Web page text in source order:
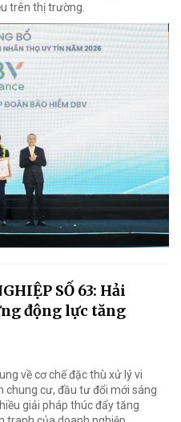
trên thị trường.
SỐ 63: Hải
động lực tăng
về cơ chế đặc thù xử lý vi
chung cư, đầu tư đổi mới sáng
giải pháp thúc đẩy tăng